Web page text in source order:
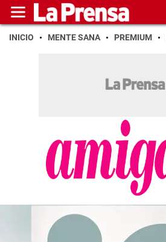
INICIO MENTE SANA PREMIUM